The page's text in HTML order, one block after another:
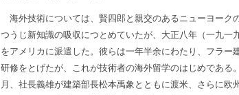
海外技術については、賢四郎と親交のあるニューヨーク
つうじ新知識の吸収につとめていたが、大正八年（一九一
をアメリカに派遣した。彼らは一年半余にわたり、フラー
研修をとげたが、これが技術者の海外留学のはじめである
月、社長義雄が建築部長松本禹象とともに渡米、さらに欧